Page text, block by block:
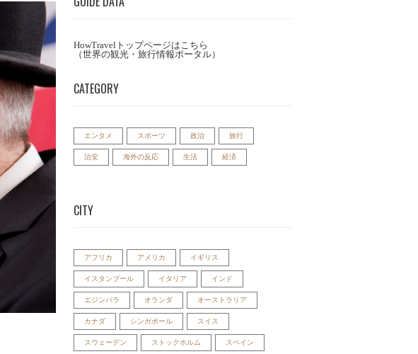
HowTravelトップページはこちら
（世界の観光・旅行情報ポータル）
CATEGORY
エンタメ スポーツ 政治 旅行
治安 海外の反応 生活 経済
CITY
アフリカ アメリカ イギリス
イスタンブール イタリア インド
エジンバラ オランダ オーストラリア
カナダ シンガポール スイス
スウェーデン ストックホルム スペイン